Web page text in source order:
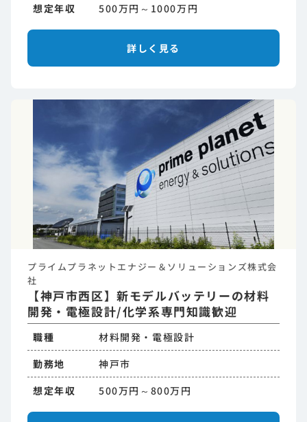
想定年収
500万円～1000万円
詳しく見る
プライムプラネットエナジー＆ソリューションズ株式会
社
【神戸市西区】新モデルバッテリーの材料
開発・電極設計/化学系専門知識歓迎
職種
材料開発・電極設計
勤務地
神戸市
想定年収
500万円～800万円